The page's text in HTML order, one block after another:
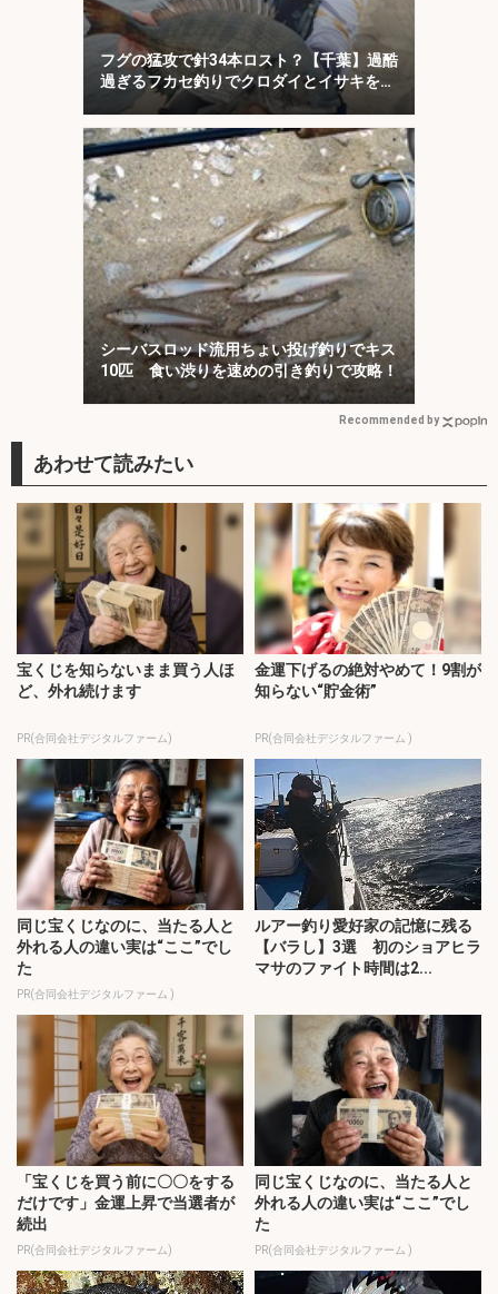
フグの猛攻で針34本ロスト？【千葉】過酷
過ぎるフカセ釣りでクロダイとイサキを手
シーバスロッド流用ちょい投げ釣りでキス
10匹 食い渋りを速めの引き釣りで攻略！
Recommended by
宝くじを知らないまま買う人ほ
ど、外れ続けます
PR(合同会社デジタルファーム)
金運下げるの絶対やめて！9割が
知らない“貯金術”
PR(合同会社デジタルファーム )
同じ宝くじなのに、当たる人と
外れる人の違い実は“ここ”でし
た
PR(合同会社デジタルファーム )
ルアー釣り愛好家の記憶に残る
【バラし】3選 初のショアヒラ
マサのファイト時間は2...
「宝くじを買う前に〇〇をする
だけです」金運上昇で当選者が
続出
PR(合同会社デジタルファーム)
同じ宝くじなのに、当たる人と
外れる人の違い実は“ここ”でし
た
PR(合同会社デジタルファーム )